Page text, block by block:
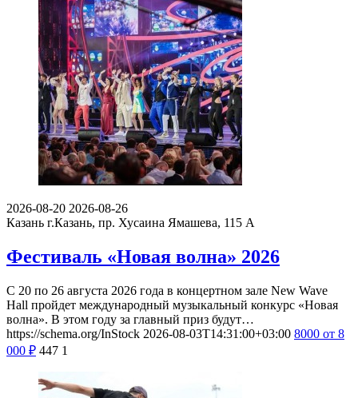
2026-08-20 2026-08-26
Казань г.Казань, пр. Хусаина Ямашева, 115 A
Фестиваль «Новая волна» 2026
С 20 по 26 августа 2026 года в концертном зале New Wave
Hall пройдет международный музыкальный конкурс «Новая
волна». В этом году за главный приз будут…
https://schema.org/InStock 2026-08-03T14:31:00+03:00 8000 от 8
000 ₽ 447 1